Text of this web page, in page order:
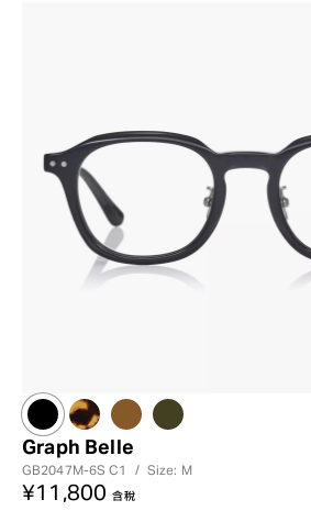
Graph Belle
GB2047M-6SC1 / Size: M
¥11,800 含稅